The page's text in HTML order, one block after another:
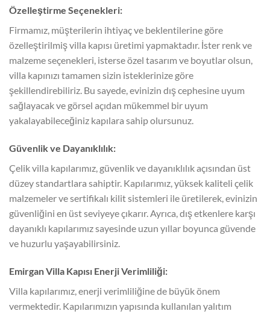
Özelleştirme Seçenekleri:
Firmamız, müşterilerin ihtiyaç ve beklentilerine göre
özelleştirilmiş villa kapısı üretimi yapmaktadır. İster renk ve
malzeme seçenekleri, isterse özel tasarım ve boyutlar olsun,
villa kapınızı tamamen sizin isteklerinize göre
şekillendirebiliriz. Bu sayede, evinizin dış cephesine uyum
sağlayacak ve görsel açıdan mükemmel bir uyum
yakalayabileceğiniz kapılara sahip olursunuz.
Güvenlik ve Dayanıklılık:
Çelik villa kapılarımız, güvenlik ve dayanıklılık açısından üst
düzey standartlara sahiptir. Kapılarımız, yüksek kaliteli çelik
malzemeler ve sertifikalı kilit sistemleri ile üretilerek, evinizin
güvenliğini en üst seviyeye çıkarır. Ayrıca, dış etkenlere karşı
dayanıklı kapılarımız sayesinde uzun yıllar boyunca güvende
ve huzurlu yaşayabilirsiniz.
Emirgan Villa Kapısı Enerji Verimliliği:
Villa kapılarımız, enerji verimliliğine de büyük önem
vermektedir. Kapılarımızın yapısında kullanılan yalıtım